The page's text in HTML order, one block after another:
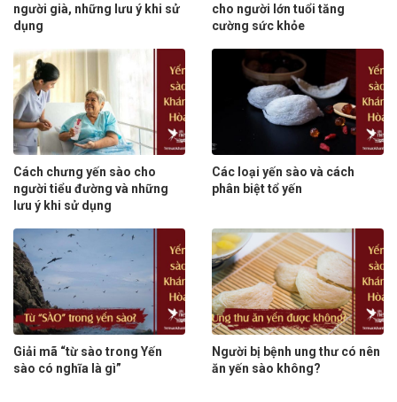
người già, những lưu ý khi sử
dụng
cho người lớn tuổi tăng
cường sức khỏe
Cách chưng yến sào cho
người tiểu đường và những
lưu ý khi sử dụng
Các loại yến sào và cách
phân biệt tổ yến
Giải mã “từ sào trong Yến
sào có nghĩa là gì”
Người bị bệnh ung thư có nên
ăn yến sào không?